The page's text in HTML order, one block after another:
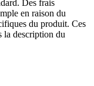
Des frais
en raison du
du produit. Ces
la description du